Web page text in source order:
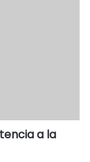
durante
2018 y el 27
tareas
a la